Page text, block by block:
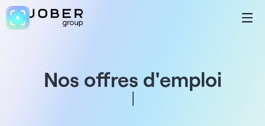
Nos offres d'emploi